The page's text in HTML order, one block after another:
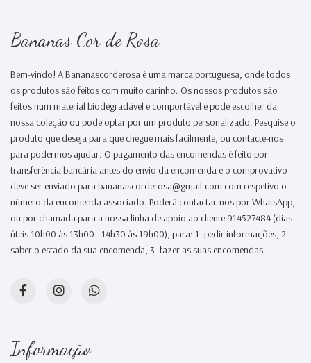
Bananas Cor de Rosa
Bem-vindo! A Bananascorderosa é uma marca portuguesa, onde todos
os produtos são feitos com muito carinho. Os nossos produtos são
feitos num material biodegradável e comportável e pode escolher da
nossa coleção ou pode optar por um produto personalizado. Pesquise o
produto que deseja para que chegue mais facilmente, ou contacte-nos
para podermos ajudar. O pagamento das encomendas é feito por
transferência bancária antes do envio da encomenda e o comprovativo
deve ser enviado para bananascorderosa@gmail.com com respetivo o
número da encomenda associado. Poderá contactar-nos por WhatsApp,
ou por chamada para a nossa linha de apoio ao cliente 914527484 (dias
úteis 10h00 às 13h00 - 14h30 às 19h00), para: 1- pedir informações, 2-
saber o estado da sua encomenda, 3- fazer as suas encomendas.
Informação